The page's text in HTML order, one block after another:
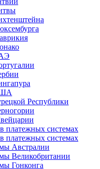
Республики
платежных системах
платежных системах
Австралии
Великобритании
Гонконга